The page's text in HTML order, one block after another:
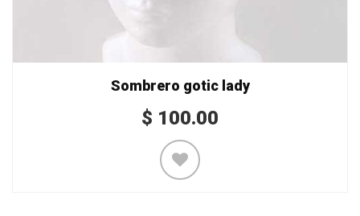
Sombrero gotic lady
$ 100.00